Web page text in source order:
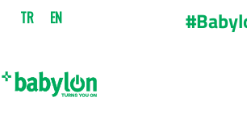
TR EN